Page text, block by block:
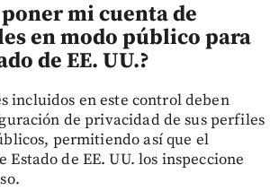
poner mi cuenta de
en modo público para
de EE. UU.?
incluidos en este control deben
de privacidad de sus perfiles
permitiendo así que el
Estado de EE. UU. los inspeccione